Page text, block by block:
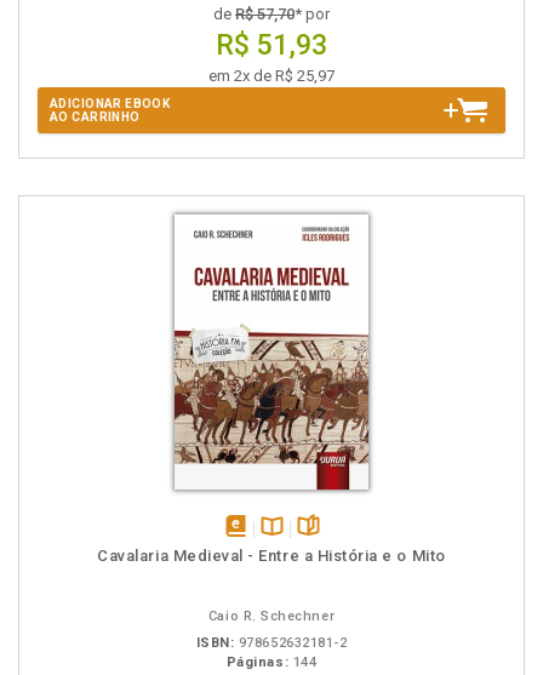
de R$ 57,70* por
R$ 51,93
em 2x de R$ 25,97
ADICIONAR EBOOK
AO CARRINHO
disponívelDisponível
páginas
Cavalaria Medieval - Entre a História e o Mito
Caio R. Schechner
ISBN: 978652632181-2
Páginas: 144